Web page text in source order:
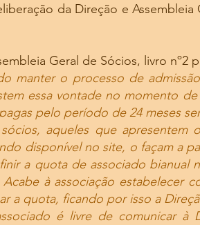
da Direção e
Geral de Sócios, livro nº2
manter o processo de
essa vontade no momento
pelo período de 24 meses
aqueles que
disponível no site, o façam a
a quota de associado bianual
Acabe à associação estabelecer
a quota, ficando por isso a
é livre de comunicar